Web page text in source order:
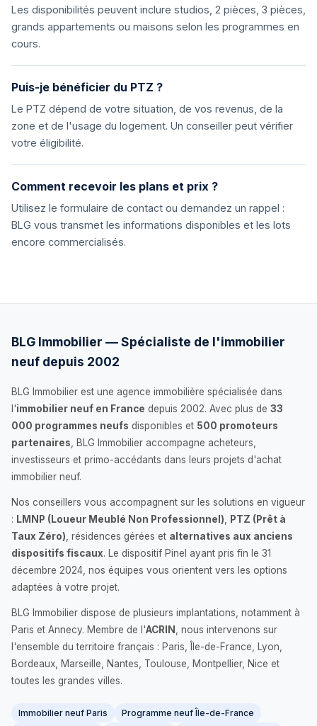
Les disponibilités peuvent inclure studios, 2 pièces, 3 pièces,
grands appartements ou maisons selon les programmes en
cours.
Puis-je bénéficier du PTZ ?
Le PTZ dépend de votre situation, de vos revenus, de la
zone et de l'usage du logement. Un conseiller peut vérifier
votre éligibilité.
Comment recevoir les plans et prix ?
Utilisez le formulaire de contact ou demandez un rappel :
BLG vous transmet les informations disponibles et les lots
encore commercialisés.
BLG Immobilier — Spécialiste de l'immobilier
neuf depuis 2002
BLG Immobilier est une agence immobilière spécialisée dans
l'immobilier neuf en France depuis 2002. Avec plus de 33
000 programmes neufs disponibles et 500 promoteurs
partenaires , BLG Immobilier accompagne acheteurs,
investisseurs et primo-accédants dans leurs projets d'achat
immobilier neuf.
Nos conseillers vous accompagnent sur les solutions en vigueur
: LMNP (Loueur Meublé Non Professionnel)
PTZ (Prêt à
Taux Zéro) , résidences gérées et alternatives aux anciens
dispositifs fiscaux. Le dispositif Pinel ayant pris fin le 31
décembre 2024, nos équipes vous orientent vers les options
adaptées à votre projet.
BLG Immobilier dispose de plusieurs implantations, notamment à
Paris et Annecy. Membre de l'ACRIN
, nous intervenons sur
l'ensemble du territoire français : Paris, Île-de-France, Lyon,
Bordeaux, Marseille, Nantes, Toulouse, Montpellier, Nice et
toutes les grandes villes.
Immobilier neuf Paris
Programme neuf Île-de-France